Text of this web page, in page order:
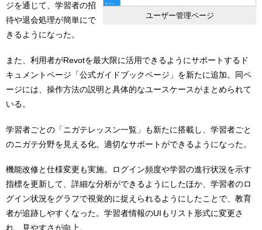
ユーザー管理ページ
ジを通じて、学習者の招
待や退会処理が簡単にで
きるようになった。
また、利用者がRevotを最大限に活用できるようにサポートするド
キュメントページ「公式ガイドブックページ」を新たに追加。同ペ
ージには、操作方法の説明と具体的なユースケースがまとめられて
いる。
学習者ごとの「ニガテレッスン一覧」も新たに搭載し、学習者ごと
のニガテ分野を見える化。適切なサポートができるようになった。
機能改修と仕様変更も実施。ログイン頻度や学習の進行状況を示す
指標を更新して、詳細な分析ができるようにしたほか、学習者のロ
グイン状況をグラフで視覚的に捉えられるようにしたことで、教育
者が追跡しやすくなった。学習者情報のUIもリスト形式に変更さ
れ、見やすさが向上。